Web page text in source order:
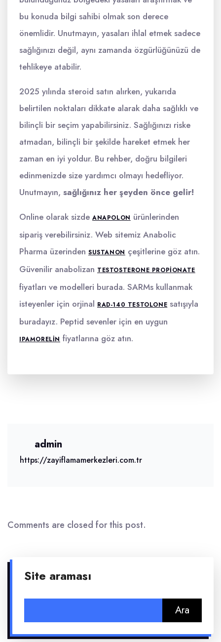
bu konuda bilgi sahibi olmak son derece
önemlidir. Unutmayın, yasaları ihlal etmek sadece
sağlığınızı değil, aynı zamanda özgürlüğünüzü de
tehlikeye atabilir.
2025 yılında steroid satın alırken, yukarıda
belirtilen noktaları dikkate alarak daha sağlıklı ve
bilinçli bir seçim yapabilirsiniz. Sağlığınızı riske
atmadan, bilinçli bir şekilde hareket etmek her
zaman en iyi yoldur. Bu rehber, doğru bilgileri
edinmenizde size yardımcı olmayı hedefliyor.
Unutmayın, sağlığınız her şeyden önce gelir!
Online olarak sizde ANAPOLON ürünlerinden
sipariş verebilirsiniz. Web sitemiz Anabolic
Pharma üzerinden SUSTANON çeşitlerine göz atın.
Güvenilir anabolizan TESTOSTERONE PROPIONATE
fiyatları ve modelleri burada. SARMs kullanmak
isteyenler için orjinal RAD-140 TESTOLONE satışıyla
buradayız. Peptid sevenler için en uygun
IPAMORELIN fiyatlarına göz atın.
admin
https://zayiflamamerkezleri.com.tr
Comments are closed for this post.
Site araması